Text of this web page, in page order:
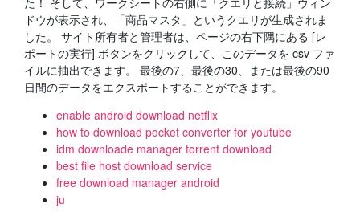
ドウが表示され、「商品マスタ」というクエリが生成されま
した。 サイト所有者と管理者は、ページの右下隅にある [レ
ポートの実行] ボタンをクリックして、このデータを csv ファ
イルに抽出できます。 最後の7、最後の30、または最後の90
日間のデータをエクスポートすることができます。
enable android download netflix
how to download pocket converter for youtube
idm downloade manager torrent download
best file host download service
free download manager android
ju